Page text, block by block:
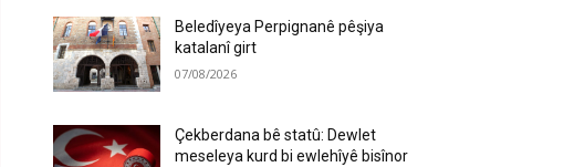
Beledîyeya Perpignanê pêşiya
katalanî girt
07/08/2026
Çekberdana bê statû: Dewlet
meseleya kurd bi ewlehîyê bisînor